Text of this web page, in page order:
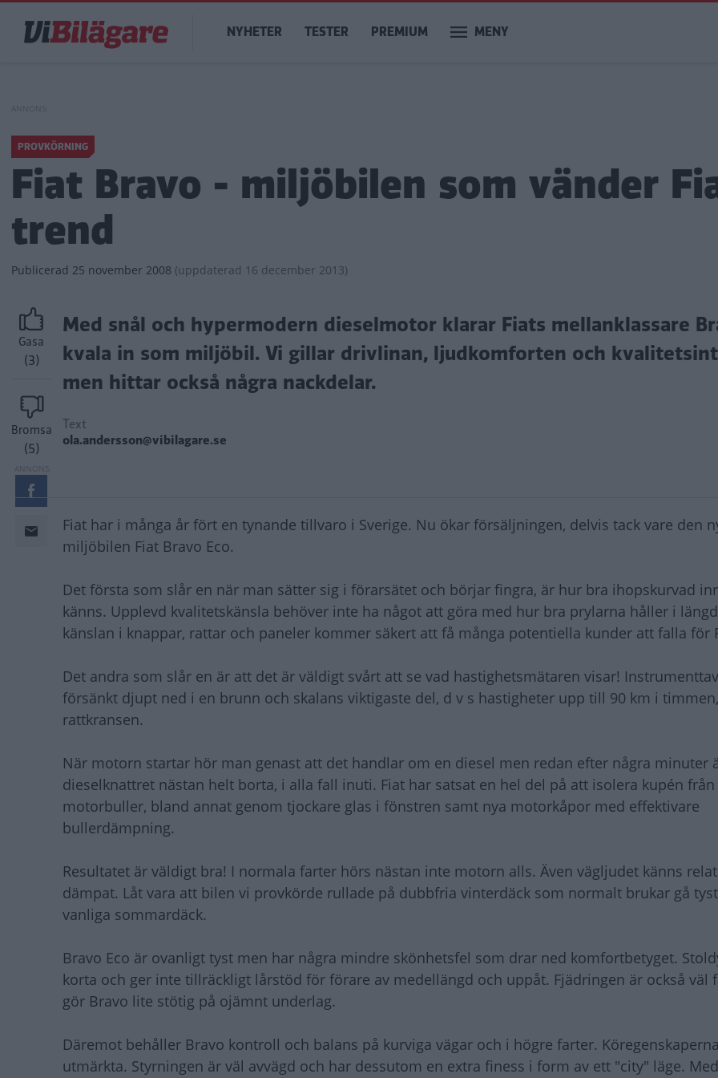
huvudinnehåll
Main
navigation
NYHETER TESTER PREMIUM MENY
PROVKÖRNING
Fiat Bravo - miljöbilen som vänder
trend
Publicerad 25 november 2008 (uppdaterad 16 december 2013)
Gasa
(3)
Bromsa
(5)
Med snål och hypermodern dieselmotor klarar Fiats mellanklassare
kvala in som miljöbil. Vi gillar drivlinan, ljudkomforten och
men hittar också några nackdelar.
Text
ola.andersson@vibilagare.se
Fiat har i många år fört en tynande tillvaro i Sverige. Nu ökar försäljningen, delvis tack vare den
miljöbilen Fiat Bravo Eco.
Det första som slår en när man sätter sig i förarsätet och börjar fingra, är hur bra ihopskurvad
känns. Upplevd kvalitetskänsla behöver inte ha något att göra med hur bra prylarna håller i
känslan i knappar, rattar och paneler kommer säkert att få många potentiella kunder att falla
Det andra som slår en är att det är väldigt svårt att se vad hastighetsmätaren visar!
försänkt djupt ned i en brunn och skalans viktigaste del, d v s hastigheter upp till 90 km i
rattkransen.
När motorn startar hör man genast att det handlar om en diesel men redan efter några minuter
dieselknattret nästan helt borta, i alla fall inuti. Fiat har satsat en hel del på att isolera kupén från
motorbuller, bland annat genom tjockare glas i fönstren samt nya motorkåpor med effektivare
bullerdämpning.
Resultatet är väldigt bra! I normala farter hörs nästan inte motorn alls. Även vägljudet känns
dämpat. Låt vara att bilen vi provkörde rullade på dubbfria vinterdäck som normalt brukar gå
vanliga sommardäck.
Bravo Eco är ovanligt tyst men har några mindre skönhetsfel som drar ned komfortbetyget.
korta och ger inte tillräckligt lårstöd för förare av medellängd och uppåt. Fjädringen är också väl
gör Bravo lite stötig på ojämnt underlag.
Däremot behåller Bravo kontroll och balans på kurviga vägar och i högre farter.
utmärkta. Styrningen är väl avvägd och har dessutom en extra finess i form av ett "city" läge.